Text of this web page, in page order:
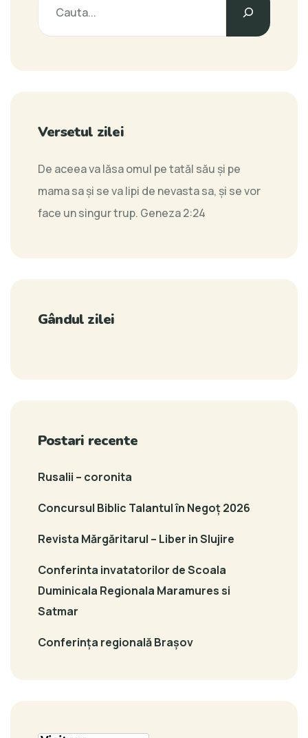
Versetul zilei
De aceea va lăsa omul pe tatăl său şi pe
mama sa şi se va lipi de nevasta sa, şi se vor
face un singur trup. Geneza 2:24
Gândul zilei
Postari recente
Rusalii – coronita
Concursul Biblic Talantul în Negoț 2026
Revista Mărgăritarul – Liber in Slujire
Conferinta invatatorilor de Scoala
Duminicala Regionala Maramures si
Satmar
Conferința regională Brașov